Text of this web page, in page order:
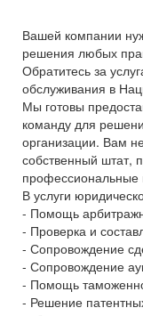
Вашей компании
решения любых
Обратитесь за
обслуживания в
Мы готовы
команду для
организации. Вам
собственный штат,
профессиональные
В услуги
- Помощь
- Проверка и
- Сопровождение
- Сопровождение
- Помощь
- Решение